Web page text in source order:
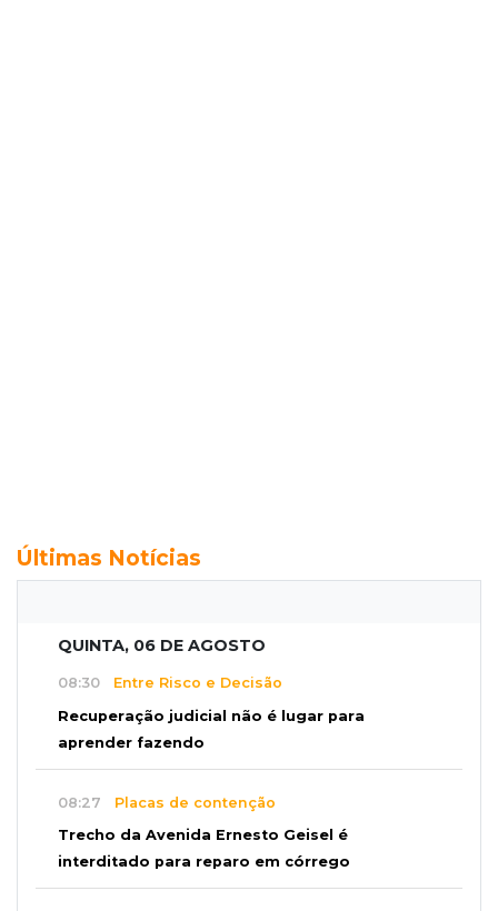
Últimas Notícias
QUINTA, 06 DE AGOSTO
08:30 Entre Risco e Decisão
Recuperação judicial não é lugar para
aprender fazendo
08:27 Placas de contenção
Trecho da Avenida Ernesto Geisel é
interditado para reparo em córrego